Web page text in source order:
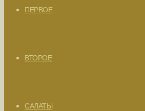
ПЕРВОЕ
ВТОРОЕ
САЛАТЫ